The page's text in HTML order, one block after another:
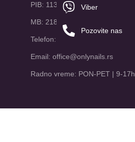
PIB: 113517995
MB: 21881678
Telefon: 065/8047888
Email: office@onlynails.rs
Radno vreme: PON-PET | 9-17h
Viber
Pozovite nas